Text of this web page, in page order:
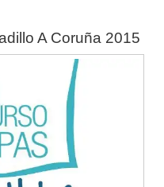
A Coruña 2015